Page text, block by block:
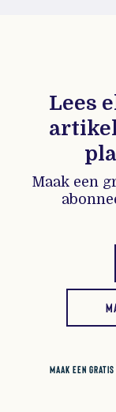
Lees
Maak een
MAAK EEN